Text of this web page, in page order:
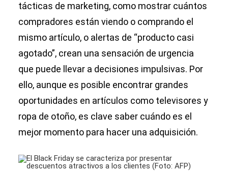
tácticas de marketing, como mostrar cuántos
compradores están viendo o comprando el
mismo artículo, o alertas de “producto casi
agotado”, crean una sensación de urgencia
que puede llevar a decisiones impulsivas. Por
ello, aunque es posible encontrar grandes
oportunidades en artículos como televisores y
ropa de otoño, es clave saber cuándo es el
mejor momento para hacer una adquisición.